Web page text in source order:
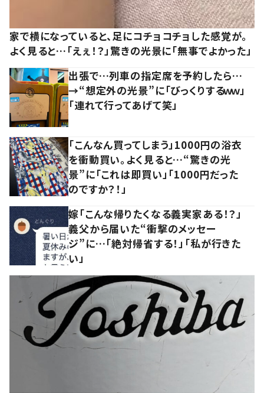
家で横になっていると、足にコチョコチョした感覚が。
よく見ると…「えぇ！？」驚きの光景に「無事でよかった」
出張で…列車の指定席を予約したら…
→“想定外の光景”に「びっくりするｗｗ」
「連れて行ってあげて笑」
「こんなん買ってしまう」1000円の浴衣
を衝動買い。よく見ると…“驚きの光
景”に「これは即買い」「1000円だった
のですか？！」
嫁「こんな帰りたくなる義実家ある！？」
義父から届いた“衝撃のメッセー
ジ”に…「絶対帰省する！」「私が行きた
い」